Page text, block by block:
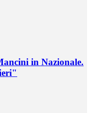
in Nazionale.